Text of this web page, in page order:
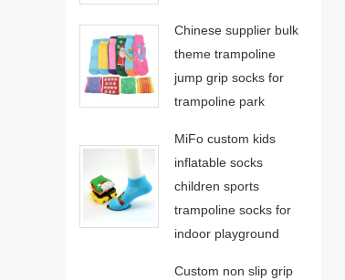
Chinese supplier bulk
theme trampoline
jump grip socks for
trampoline park
MiFo custom kids
inflatable socks
children sports
trampoline socks for
indoor playground
Custom non slip grip